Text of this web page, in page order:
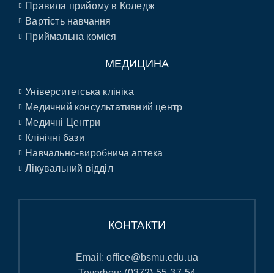
Правила прийому в Коледж
Вартість навчання
Приймальна коміся
МЕДИЦИНА
Університетська клініка
Медичний консультативний центр
Медичні Центри
Клінічні бази
Навчально-виробнича аптека
Лікувальний відділ
КОНТАКТИ
Email:office@bsmu.edu.ua